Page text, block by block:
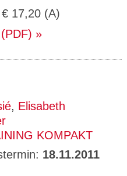
€ 17,20 (A)
, Elisabeth
KOMPAKT
18.11.2011